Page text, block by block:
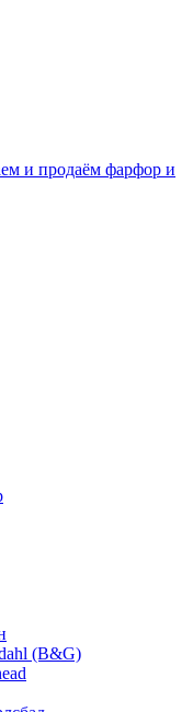
(B&G)